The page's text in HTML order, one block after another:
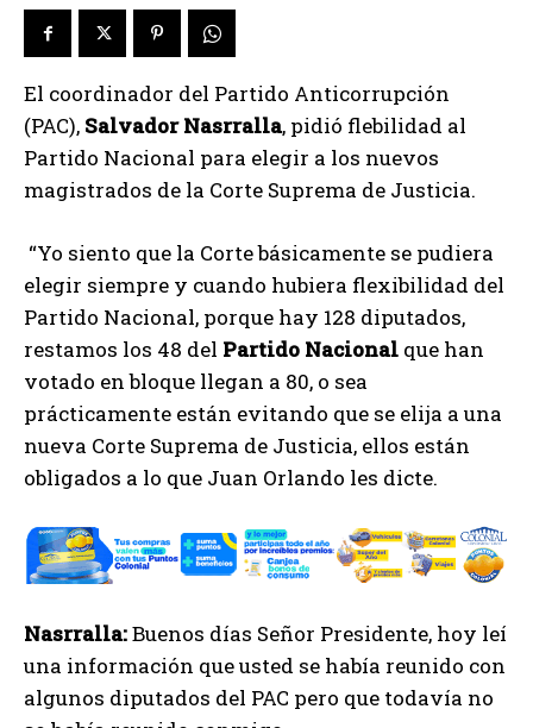
El coordinador del Partido Anticorrupción
(PAC), Salvador Nasrralla, pidió flebilidad al
Partido Nacional para elegir a los nuevos
magistrados de la Corte Suprema de Justicia.
“Yo siento que la Corte básicamente se pudiera
elegir siempre y cuando hubiera flexibilidad del
Partido Nacional, porque hay 128 diputados,
restamos los 48 del Partido Nacional que han
votado en bloque llegan a 80, o sea
prácticamente están evitando que se elija a una
nueva Corte Suprema de Justicia, ellos están
obligados a lo que Juan Orlando les dicte.
Nasrralla:Buenos días Señor Presidente, hoy leí
una información que usted se había reunido con
algunos diputados del PAC pero que todavía no